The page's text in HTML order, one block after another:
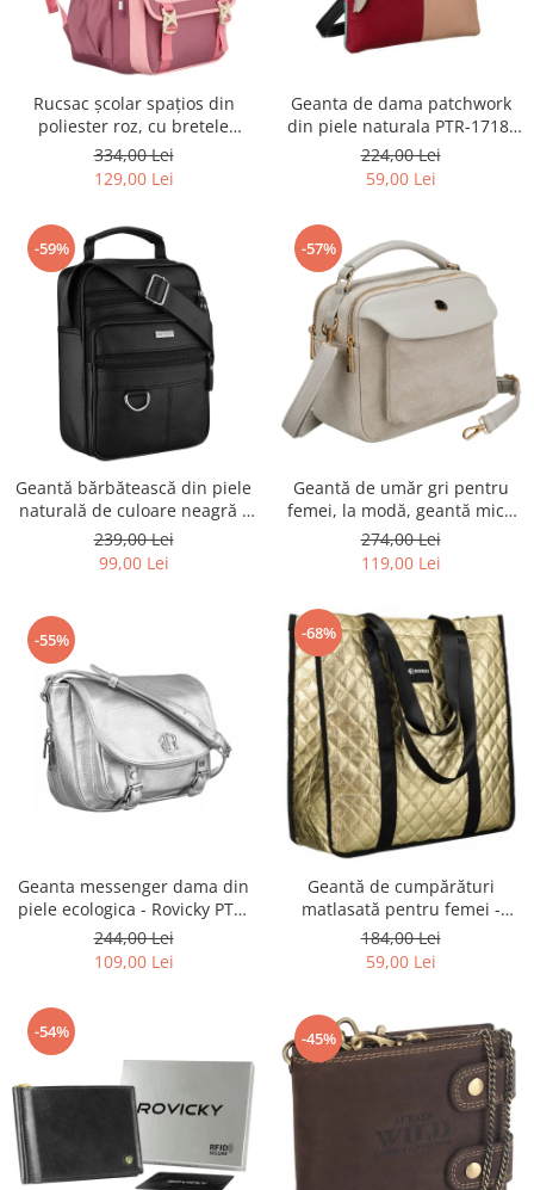
Rucsac școlar spațios din
poliester roz, cu bretele
reglabile - Peterson PTR-PTN
8610-1327 PINK
334,00 Lei
129,00 Lei
Geanta de dama patchwork
din piele naturala PTR-1718-
SKL-6922 MULTI
224,00 Lei
59,00 Lei
-59%
Geantă bărbătească din piele
naturală de culoare neagră -
Rovicky PTR-R-ST7-01-7571-
BLACK
239,00 Lei
99,00 Lei
-57%
Geantă de umăr gri pentru
femei, la modă, geantă mică
urbană cu fermoar, piele
ecologică - Peterson PTR-PTN
MX02-P-7700
274,00 Lei
119,00 Lei
-55%
Geanta messenger dama din
piele ecologica - Rovicky PTR-
R-TOR-ALE-2-3776 SIL
244,00 Lei
109,00 Lei
-68%
Geantă de cumpărături
matlasată pentru femei -
Rovicky PTR-RSPV-001P-5277
GOLD
184,00 Lei
59,00 Lei
-54% -45%